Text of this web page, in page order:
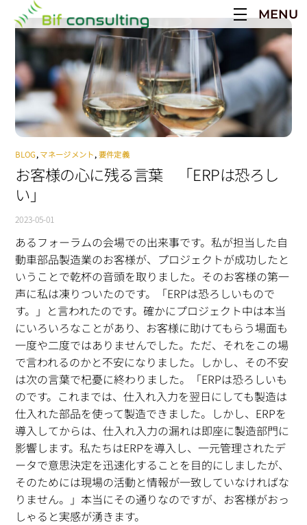
content
MENU
BLOG,マネージメント,要件定義
お客様の心に残る言葉 「ERPは恐ろし
い」
2023-05-01
あるフォーラムの会場での出来事です。私が担当した自
動車部品製造業のお客様が、プロジェクトが成功したと
いうことで乾杯の音頭を取りました。そのお客様の第一
声に私は凍りついたのです。「ERPは恐ろしいもので
す。」と言われたのです。確かにプロジェクト中は本当
にいろいろなことがあり、お客様に助けてもらう場面も
一度や二度ではありませんでした。ただ、それをこの場
で言われるのかと不安になりました。しかし、その不安
は次の言葉で杞憂に終わりました。「ERPは恐ろしいも
のです。これまでは、仕入れ入力を翌日にしても製造は
仕入れた部品を使って製造できました。しかし、ERPを
導入してからは、仕入れ入力の漏れは即座に製造部門に
影響します。私たちはERPを導入し、一元管理されたデ
ータで意思決定を迅速化することを目的にしましたが、
そのためには現場の活動と情報が一致していなければな
りません。」本当にその通りなのですが、お客様がおっ
しゃると実感が湧きます。